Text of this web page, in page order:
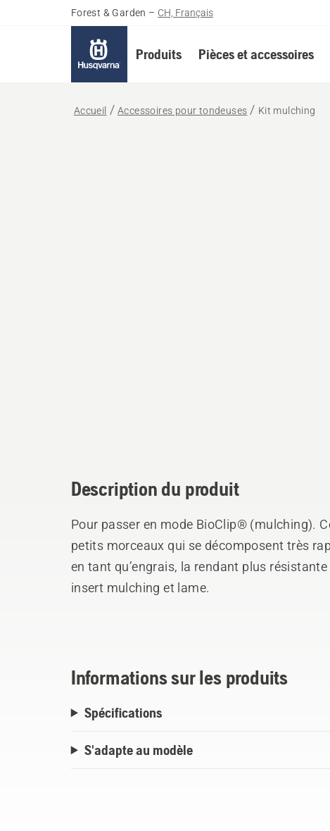
Forest & Garden – CH, Français
Produits Pièces et accessoires
Accueil Accessoires pour tondeuses Kit mulching
Description du produit
Pour passer en mode BioClip® (mulching).
petits morceaux qui se décomposent très
en tant qu’engrais, la rendant plus
insert mulching et lame.
Informations sur les produits
Spécifications
S'adapte au modèle